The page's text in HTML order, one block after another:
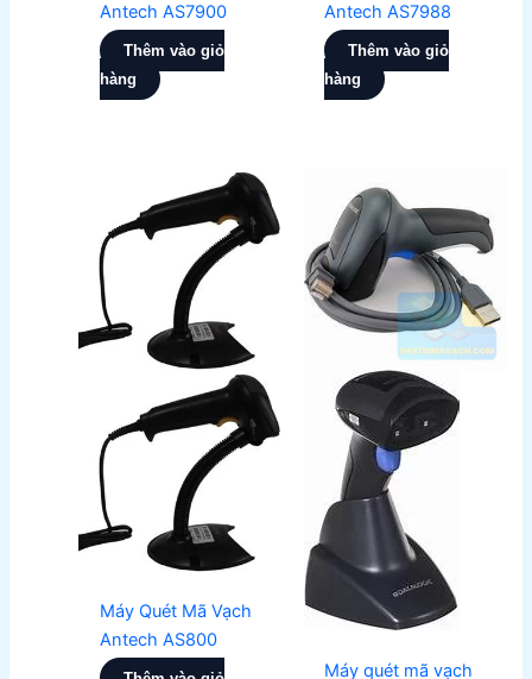
Antech AS7900
Thêm vào giỏ
hàng
Antech AS7988
Thêm vào giỏ
hàng
Máy Quét Mã Vạch
Antech AS800
Máy quét mã vạch